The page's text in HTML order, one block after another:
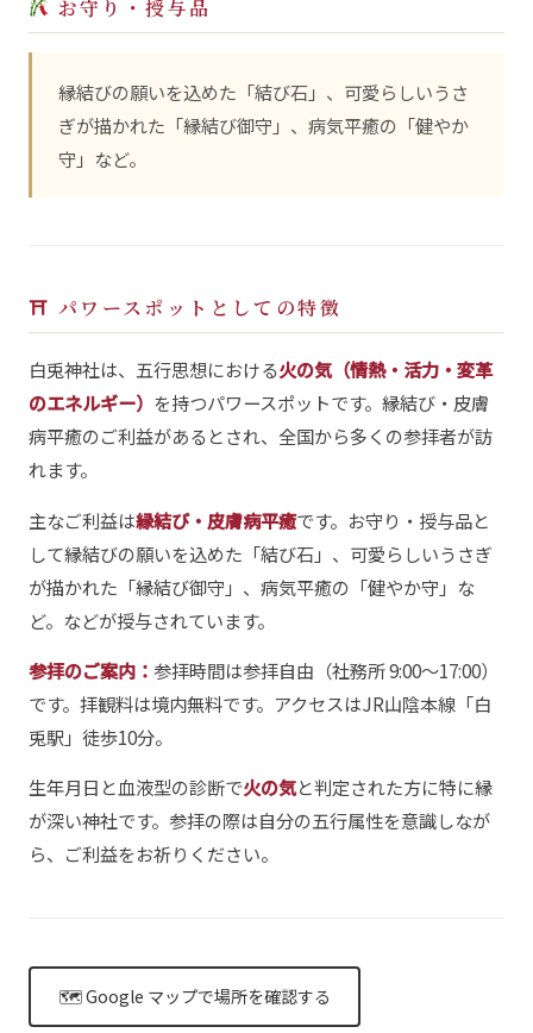
お守り・授与品
縁結びの願いを込めた「結び石」、可愛らしいうさ
ぎが描かれた「縁結び御守」、病気平癒の「健やか
守」など。
⛩ パワースポットとしての特徴
白兎神社は、五行思想における火の気（情熱・活力・変革
のエネルギー） を持つパワースポットです。縁結び・皮膚
病平癒のご利益があるとされ、全国から多くの参拝者が訪
れます。
主なご利益は縁結び・皮膚病平癒です。お守り・授与品と
して縁結びの願いを込めた「結び石」、可愛らしいうさぎ
が描かれた「縁結び御守」、病気平癒の「健やか守」な
ど。などが授与されています。
参拝のご案内： 参拝時間は参拝自由（社務所 9:00〜17:00）
です。拝観料は境内無料です。アクセスはJR山陰本線「白
兎駅」徒歩10分。
生年月日と血液型の診断で火の気と判定された方に特に縁
が深い神社です。参拝の際は自分の五行属性を意識しなが
ら、ご利益をお祈りください。
🗺 Google マップで場所を確認する